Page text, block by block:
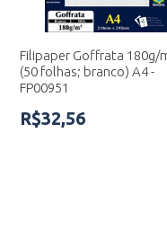
Filipaper Goffrata 180g/
(50 folhas; branco) A4 -
FP00951
R$32,56